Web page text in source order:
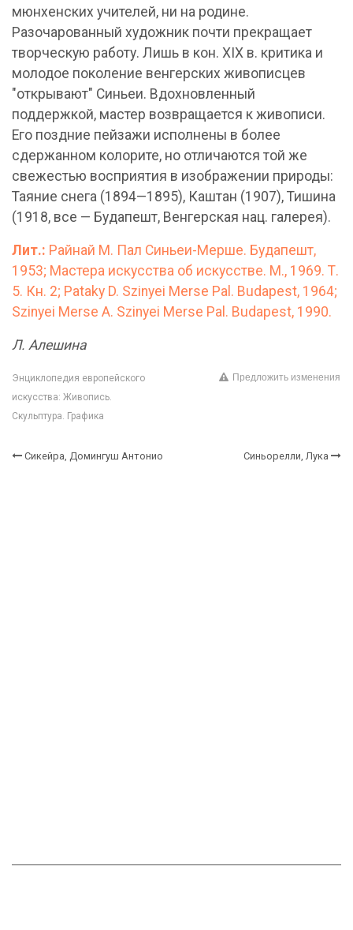
мюнхенских учителей, ни на родине.
Разочарованный художник почти прекращает
творческую работу. Лишь в кон. XIX в. критика и
молодое поколение венгерских живописцев
"открывают" Синьеи. Вдохновленный
поддержкой, мастер возвращается к живописи.
Его поздние пейзажи исполнены в более
сдержанном колорите, но отличаются той же
свежестью восприятия в изображении природы:
Таяние снега (1894—1895), Каштан (1907), Тишина
(1918, все — Будапешт, Венгерская нац. галерея).
Лит.: Райнай М. Пал Синьеи-Мерше. Будапешт,
1953; Мастера искусства об искусстве. М., 1969. Т.
5. Кн. 2; Pataky D. Szinyei Merse Pal. Budapest, 1964;
Szinyei Merse A. Szinyei Merse Pal. Budapest, 1990.
Л. Алешина
Энциклопедия европейского
искусства: Живопись.
Скульптура. Графика
Предложить изменения
Сикейра, Домингуш Антонио Синьорелли, Лука